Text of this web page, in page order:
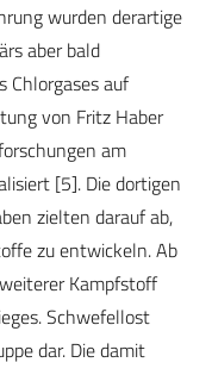
wurden derartige
aber bald
Chlorgases auf
von Fritz Haber
am
[5]. Die dortigen
zielten darauf ab,
zu entwickeln. Ab
Kampfstoff
Schwefellost
dar. Die damit